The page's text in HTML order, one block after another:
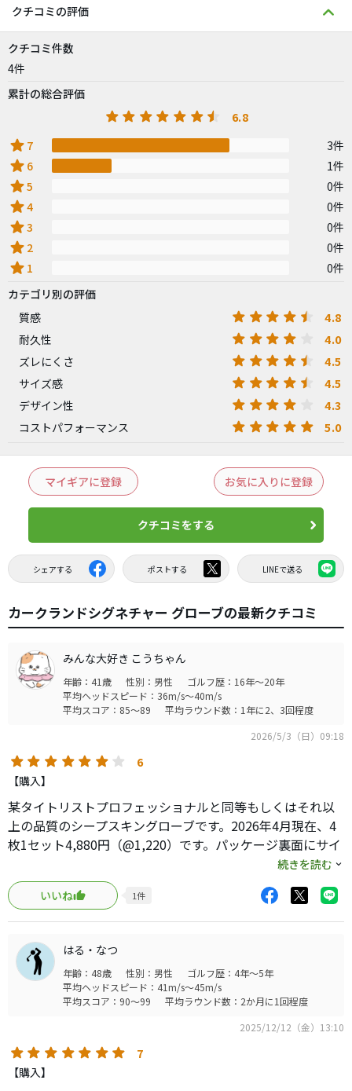
クチコミの評価
クチコミ件数
4件
累計の総合評価
6.8
star 7 3件
star 6 1件
star5 0件
star4 0件
star3 0件
star 2 0件
star 1
0件
カテゴリ別の評価
質感
4.8
耐久性 4.0
ズレにくさ 4.5
サイズ感 4.5
デザイン性 4.3
コストパフォーマンス 5.0
マイギアに登録 お気に入りに登録
クチコミをする
シェアする ポストする LINEで送る
カークランドシグネチャー グローブの最新クチコミ
みんな大好き こうちゃん
年齢：41歳 性別：男性
ゴルフ歴：16年～20年
平均ヘッドスピード：36m/s～40m/s
平均スコア：85～89
平均ラウンド数：1年に2、3回程度
2026/5/3（日）09:18
6
【購入】
某タイトリストプロフェッショナルと同等もしくはそれ以
上の品質のシープスキングローブです。2026年4月現在、4
枚1セット4,880円（@1,220）です。パッケージ裏面にサイ
ズチェックの手形があり、私は普段24サイズですが、サイ
ズSでジャストフィットです。天然羊皮なので汗は吸います
し、乾燥を繰り返すうちに硬くなります。グローブは消耗
品と考えていますので、この価格と品質の高いバランスに
は満足しています。
続きを読む
いいね
1件
はる・なつ
年齢：48歳 性別：男性
ゴルフ歴：4年～5年
平均ヘッドスピード：41m/s～45m/s
平均スコア：90～99
平均ラウンド数：2か月に1回程度
2025/12/12（金）13:10
7
【購入】